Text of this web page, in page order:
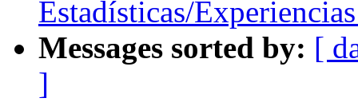
Estadísticas/
Messages sorted by: [
]